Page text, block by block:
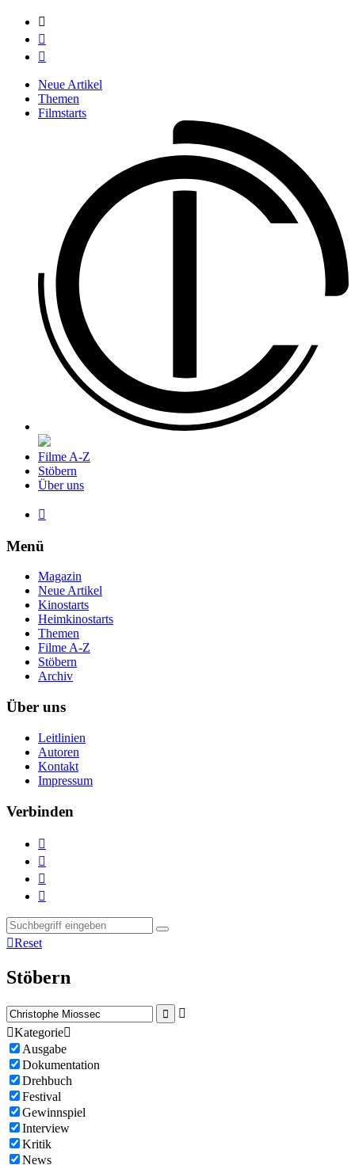



Neue Artikel
Themen
Filmstarts
Filme A-Z
Stöbern
Über uns

Menü
Magazin
Neue Artikel
Kinostarts
Heimkinostarts
Themen
Filme A-Z
Stöbern
Archiv
Über uns
Leitlinien
Autoren
Kontakt
Impressum
Verbinden




Reset
Stöbern


Kategorie
Ausgabe
Dokumentation
Drehbuch
Festival
Gewinnspiel
Interview
Kritik
News